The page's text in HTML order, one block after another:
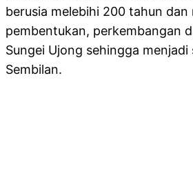
berusia melebihi 200 tahun dan
pembentukan, perkembangan
Sungei Ujong sehingga
Sembilan.